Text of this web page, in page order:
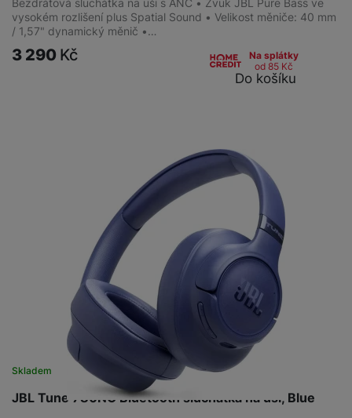
vysokém rozlišení plus Spatial Sound • Velikost měniče: 40 mm
/ 1,57" dynamický měnič •…
3 290 Kč
Na splátky
od 85 Kč
Do košíku
JBL Tune 780NC Bluetooth sluchátka na uši, Blue
Skladem